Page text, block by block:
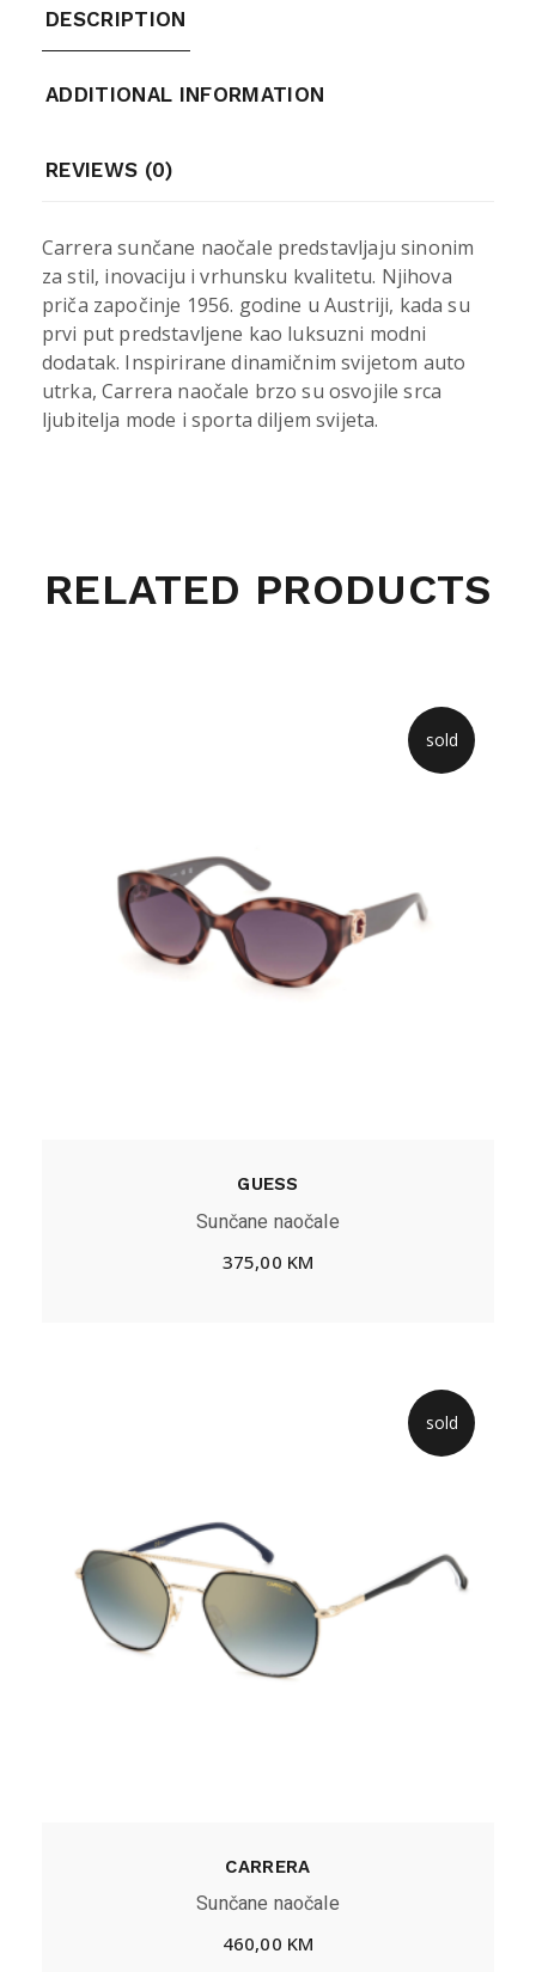
DESCRIPTION
ADDITIONAL INFORMATION
REVIEWS (0)
Carrera sunčane naočale predstavljaju sinonim
za stil, inovaciju i vrhunsku kvalitetu. Njihova
priča započinje 1956. godine u Austriji, kada su
prvi put predstavljene kao luksuzni modni
dodatak. Inspirirane dinamičnim svijetom auto
utrka, Carrera naočale brzo su osvojile srca
ljubitelja mode i sporta diljem svijeta.
RELATED PRODUCTS
sold
GUESS
Sunčane naočale
375,00 KM
sold
CARRERA
Sunčane naočale
460,00 KM